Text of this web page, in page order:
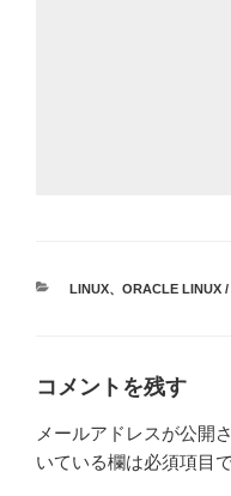
カ
LINUX、 ORACLE LINUX
コメントを残す
メールアドレスが公開
いている欄は必須項目